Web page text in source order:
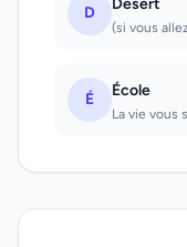
D Desert
É École
La vie vous